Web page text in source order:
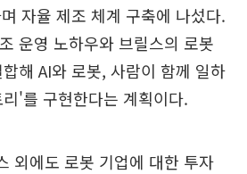
자율 제조 체계 구축에 나섰다.
운영 노하우와 브릴스의 로봇
해 AI와 로봇, 사람이 함께 일하
'를 구현한다는 계획이다.
외에도 로봇 기업에 대한 투자